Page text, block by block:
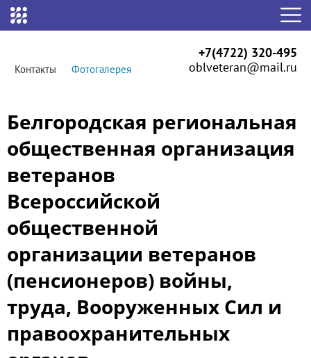
Контакты Фотогалерея
+7(4722) 320-495
oblveteran@mail.ru
Белгородская региональная
общественная организация
ветеранов
Всероссийской
общественной
организации ветеранов
(пенсионеров) войны,
труда, Вооруженных Сил и
правоохранительных